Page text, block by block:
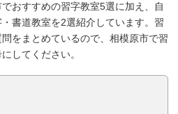
おすすめの習字教室5選に加え、自
書道教室を2選紹介しています。習
をまとめているので、相模原市で習
してください。